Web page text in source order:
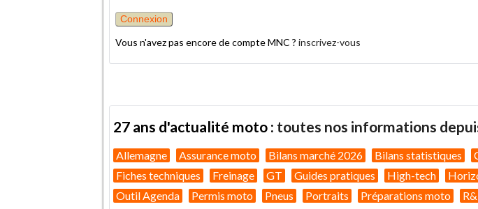
Vous n'avez pas encore de compte MNC ? inscrivez-vous
27 ans d'actualité moto : toutes nos informations
Allemagne Assurance moto Bilans marché 2026 Bilans statistiques
Fiches techniques
Freinage GT Guides pratiques High-tech
Outil Agenda
Permis moto Pneus Portraits Préparations moto